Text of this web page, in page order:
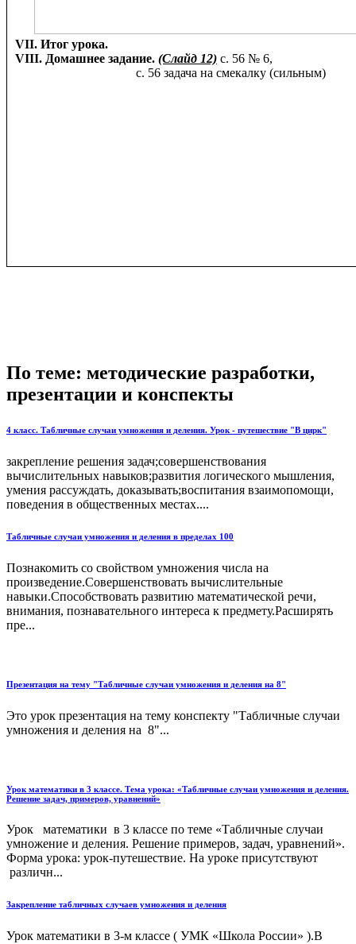
VII. Итог урока.
VIII. Домашнее задание. (Слайд 12) с. 56 № 6,
с. 56 задача на смекалку (сильным)
По теме: методические разработки,
презентации и конспекты
4 класс. Табличные случаи умножения и деления. Урок - путешествие "В цирк"
закрепление решения задач;совершенствования
вычислительных навыков;развития логического мышления,
умения рассуждать, доказывать;воспитания взаимопомощи,
поведения в общественных местах....
Табличные случаи умножения и деления в пределах 100
Познакомить со свойством умножения числа на
произведение.Совершенствовать вычислительные
навыки.Способствовать развитию математической речи,
внимания, познавательного интереса к предмету.Расширять
пре...
Презентация на тему "Табличные случаи умножения и деления на 8"
Это урок презентация на тему конспекту "Табличные случаи
умножения и деления на 8"...
Урок математики в 3 классе. Тема урока: «Табличные случаи умножения и деления.
Решение задач, примеров, уравнений»
Урок математики в 3 классе по теме «Табличные случаи
умножение и деления. Решение примеров, задач, уравнений».
Форма урока: урок-путешествие. На уроке присутствуют
различн...
Закрепление табличных случаев умножения и деления
Урок математики в 3-м классе ( УМК «Школа России» ).В